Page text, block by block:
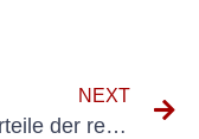
NEXT
Die Vorteile der regelmäßigen Prüfung tragbarer Elektrogeräte mit Prüfzyklus